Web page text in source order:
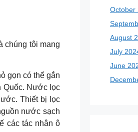
chúng tôi mang
gọn có thể gắn
Quốc. Nước lọc
Thiết bị lọc
nước sạch
các tác nhân ô
October
August
July
June